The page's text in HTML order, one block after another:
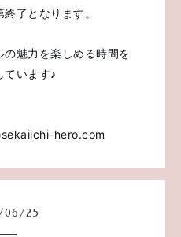
了となります。
魅力を楽しめる時間を
ています♪
hero.com
/06 /25